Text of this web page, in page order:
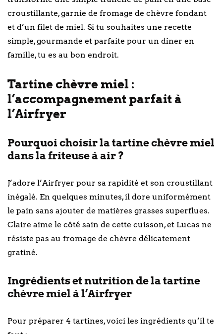
croustillante, garnie de fromage de chèvre fondant
et d’un filet de miel. Si tu souhaites une recette
simple, gourmande et parfaite pour un dîner en
famille, tu es au bon endroit.
Tartine chèvre miel :
l’accompagnement parfait à
l’Airfryer
Pourquoi choisir la tartine chèvre miel
dans la friteuse à air ?
J’adore l’Airfryer pour sa rapidité et son croustillant
inégalé. En quelques minutes, il dore uniformément
le pain sans ajouter de matières grasses superflues.
Claire aime le côté sain de cette cuisson, et Lucas ne
résiste pas au fromage de chèvre délicatement
gratiné.
Ingrédients et nutrition de la tartine
chèvre miel à l’Airfryer
Pour préparer 4 tartines, voici les ingrédients qu’il te